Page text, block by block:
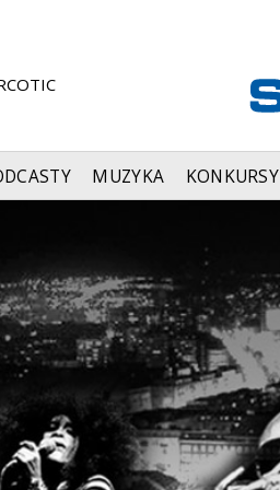
MUZYKA KONKURSY